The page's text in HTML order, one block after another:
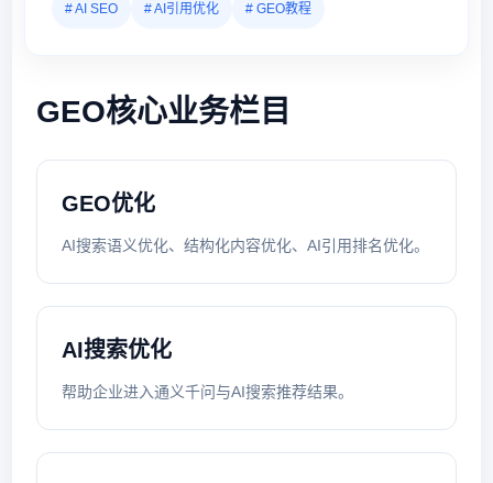
# AI SEO # AI引用优化 # GEO教程
GEO核心业务栏目
GEO优化
AI搜索语义优化、结构化内容优化、AI引用排名优化。
AI搜索优化
帮助企业进入通义千问与AI搜索推荐结果。